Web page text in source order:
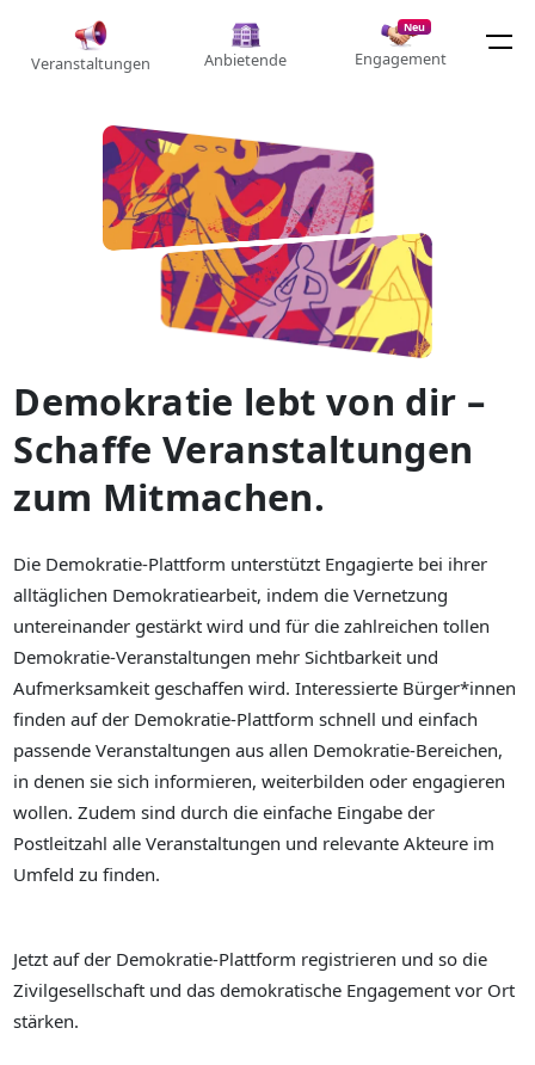
Veranstaltungen Anbietende
Neu
Engagement
Demokratie lebt von dir –
Schaffe Veranstaltungen
zum Mitmachen.
Die Demokratie-Plattform unterstützt Engagierte bei ihrer
alltäglichen Demokratiearbeit, indem die Vernetzung
untereinander gestärkt wird und für die zahlreichen tollen
Demokratie-Veranstaltungen mehr Sichtbarkeit und
Aufmerksamkeit geschaffen wird. Interessierte Bürger*innen
finden auf der Demokratie-Plattform schnell und einfach
passende Veranstaltungen aus allen Demokratie-Bereichen,
in denen sie sich informieren, weiterbilden oder engagieren
wollen. Zudem sind durch die einfache Eingabe der
Postleitzahl alle Veranstaltungen und relevante Akteure im
Umfeld zu finden.
Jetzt auf der Demokratie-Plattform registrieren und so die
Zivilgesellschaft und das demokratische Engagement vor Ort
stärken.